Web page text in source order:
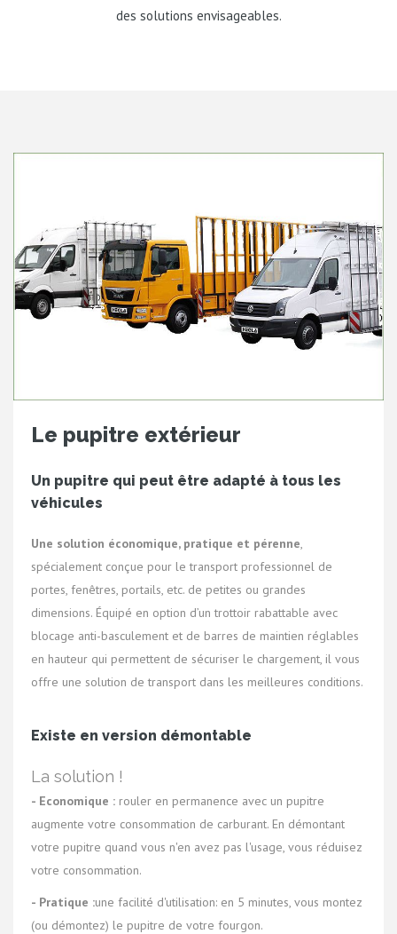
des solutions envisageables.
Le pupitre extérieur
Un pupitre qui peut être adapté à tous les
véhicules
Une solution économique, pratique et pérenne,
spécialement conçue pour le transport professionnel de
portes, fenêtres, portails, etc. de petites ou grandes
dimensions. Équipé en option d’un trottoir rabattable avec
blocage anti-basculement et de barres de maintien réglables
en hauteur qui permettent de sécuriser le chargement, il vous
offre une solution de transport dans les meilleures conditions.
Existe en version démontable
La solution !
- Economique : rouler en permanence avec un pupitre
augmente votre consommation de carburant. En démontant
votre pupitre quand vous n'en avez pas l'usage, vous réduisez
votre consommation.
- Pratique :une facilité d'utilisation: en 5 minutes, vous montez
(ou démontez) le pupitre de votre fourgon.